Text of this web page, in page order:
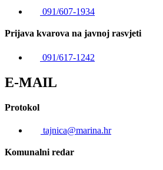
091/607-1934
Prijava kvarova na javnoj rasvjeti
091/617-1242
E-MAIL
Protokol
tajnica@marina.hr
Komunalni redar